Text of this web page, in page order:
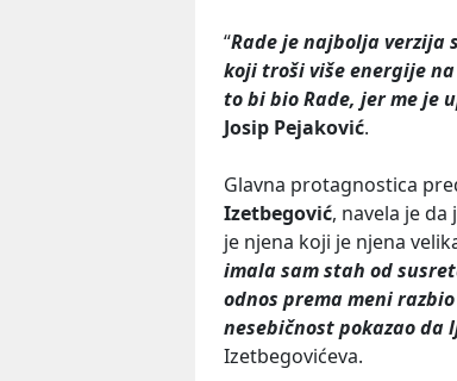
“Rade je najbolja verzija
koji troši više energije
to bi bio Rade, jer me je
Josip Pejaković.
Glavna protagnostica
Izetbegović, navela je
je njena koji je njena
imala sam stah od
odnos prema meni
nesebičnost pokazao da
Izetbegovićeva.